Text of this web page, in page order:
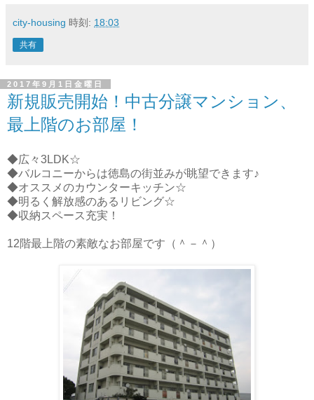
city-housing 時刻: 18:03
共有
2017年9月1日金曜日
新規販売開始！中古分譲マンション、
最上階のお部屋！
◆広々3LDK☆
◆バルコニーからは徳島の街並みが眺望できます♪
◆オススメのカウンターキッチン☆
◆明るく解放感のあるリビング☆
◆収納スペース充実！
12階最上階の素敵なお部屋です（＾－＾）